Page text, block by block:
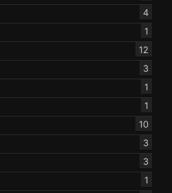
4
1
12
3
1
1
10
3
3
1